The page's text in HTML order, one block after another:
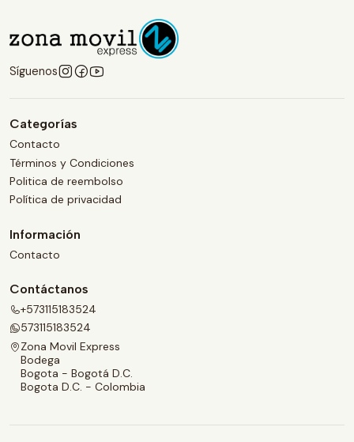
Síguenos
Categorías
Contacto
Términos y Condiciones
Politica de reembolso
Política de privacidad
Información
Contacto
Contáctanos
+573115183524
573115183524
Zona Movil Express
Bodega
Bogota - Bogotá D.C.
Bogota D.C. - Colombia